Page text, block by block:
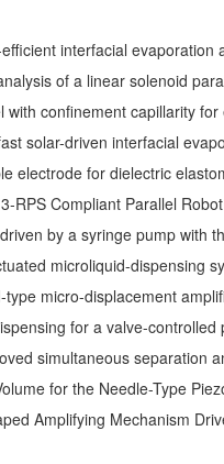
interfacial
of a linear solenoid
confinement capillarity
solar-driven interfacial
electrode for dielectric
Compliant Parallel
by a syringe pump
microliquid-dispensing
micro-displacement
for a valve-
simultaneous separation
for the Needle-Type
Amplifying Mechanism